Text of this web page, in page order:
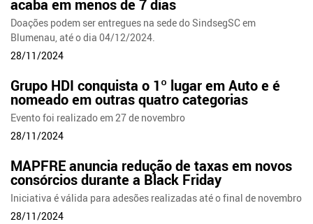
acaba em menos de 7 dias
Doações podem ser entregues na sede do SindsegSC em
Blumenau, até o dia 04/12/2024.
28/11/2024
Grupo HDI conquista o 1º lugar em Auto e é
nomeado em outras quatro categorias
Evento foi realizado em 27 de novembro
28/11/2024
MAPFRE anuncia redução de taxas em novos
consórcios durante a Black Friday
Iniciativa é válida para adesões realizadas até o final de novembro
28/11/2024